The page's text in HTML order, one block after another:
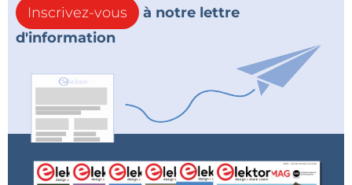
Inscrivez-vous
à notre lettre
d'information